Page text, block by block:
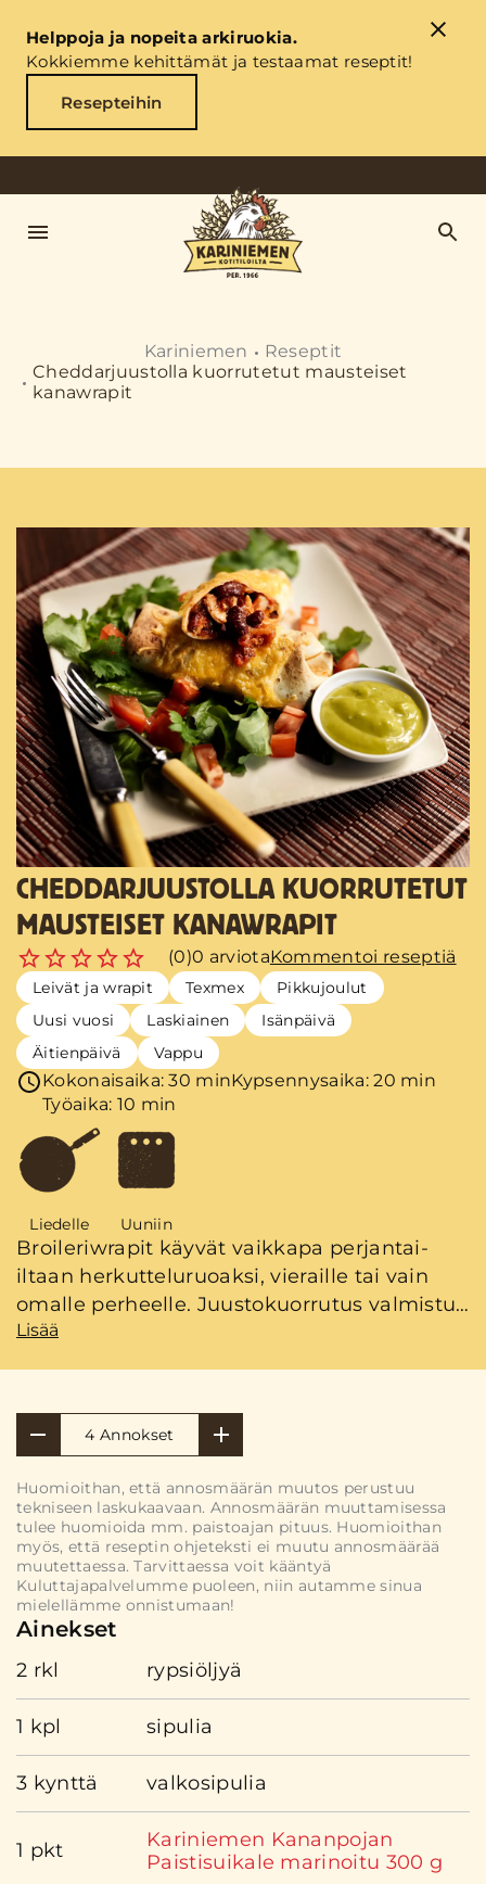
Helppoja ja nopeita arkiruokia.
Kokkiemme kehittämät ja testaamat reseptit!
Resepteihin
Kariniemen
Reseptit
Cheddarjuustolla kuorrutetut mausteiset
kanawrapit
CHEDDARJUUSTOLLA KUORRUTETUT
MAUSTEISET KANAWRAPIT
(0)0 arviotaKommentoi reseptiä
Leivät ja wrapit Texmex
Pikkujoulut
Uusi vuosi
Laskiainen
Isänpäivä
Äitienpäivä
Vappu
Kokonaisaika: 30 minKypsennysaika: 20 min
Työaika: 10 min
Liedelle Uuniin
Broileriwrapit käyvät vaikkapa perjantai-
iltaan herkutteluruoaksi, vieraille tai vain
omalle perheelle. Juustokuorrutus valmistuu
nopeasti uunissa. Valmista sillä aikaa
Lisää
4 Annokset
Huomioithan, että annosmäärän muutos perustuu
tekniseen laskukaavaan. Annosmäärän muuttamisessa
tulee huomioida mm. paistoajan pituus. Huomioithan
myös, että reseptin ohjeteksti ei muutu annosmäärää
muutettaessa. Tarvittaessa voit kääntyä
Kuluttajapalvelumme puoleen, niin autamme sinua
mielellämme onnistumaan!
Ainekset
2 rkl rypsiöljyä
1 kpl sipulia
3 kynttä valkosipulia
1 pkt
Kariniemen Kananpojan
Paistisuikale marinoitu 300 g